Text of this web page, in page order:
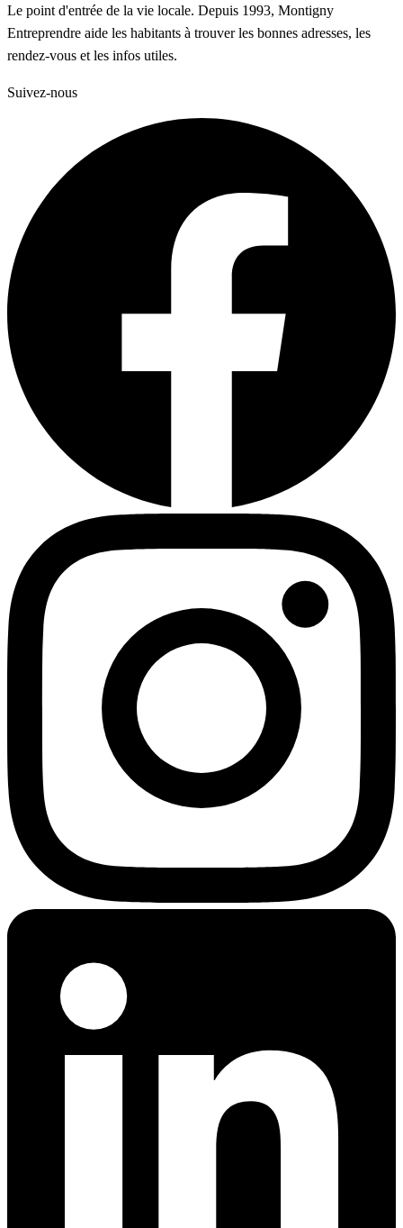
Le point d'entrée de la vie locale. Depuis 1993, Montigny
Entreprendre aide les habitants à trouver les bonnes adresses, les
rendez-vous et les infos utiles.
Suivez-nous